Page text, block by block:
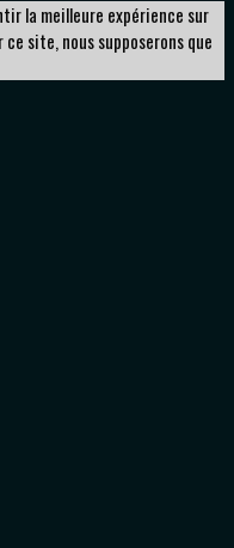
la meilleure expérience sur
site, nous supposerons que